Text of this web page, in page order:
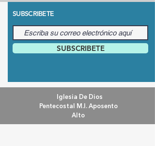
SUBSCRIBETE
SUBSCRIBETE
Iglesia De Dios
Pentecostal M.I. Aposento
Alto